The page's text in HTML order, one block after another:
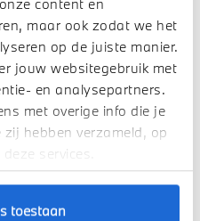
content en
maar ook zodat we het
op de juiste manier.
jouw websitegebruik met
en analysepartners.
met overige info die je
hebben verzameld, op
services.
toestaan